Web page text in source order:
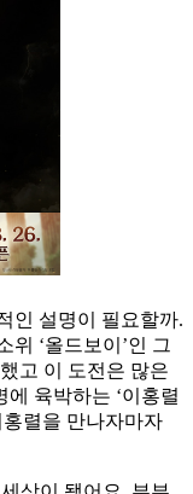
인 설명이 필요할까.
위 ‘올드보이’인 그
고 이 도전은 많은
육박하는 ‘이홍렬
렬을 만나자마자